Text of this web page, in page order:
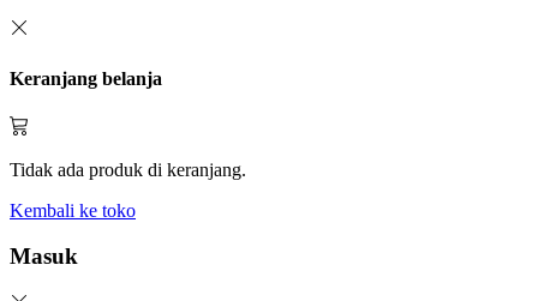
Keranjang belanja
Tidak ada produk di keranjang.
Kembali ke toko
Masuk